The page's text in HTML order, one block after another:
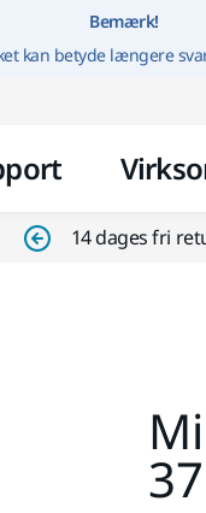
Gå til
Bemærk!
kan betyde længere
14 dages fri
37